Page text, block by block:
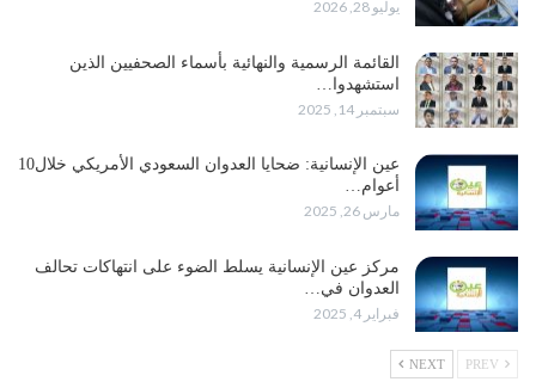
يوليو 28, 2026
القائمة الرسمية والنهائية بأسماء الصحفيين الذين
استشهدوا…
سبتمبر 14, 2025
عين الإنسانية: ضحايا العدوان السعودي الأمريكي خلال10
أعوام…
مارس 26, 2025
مركز عين الإنسانية يسلط الضوء على انتهاكات تحالف
العدوان في…
فبراير 4, 2025
NEXT